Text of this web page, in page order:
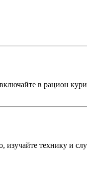
в рацион
технику и